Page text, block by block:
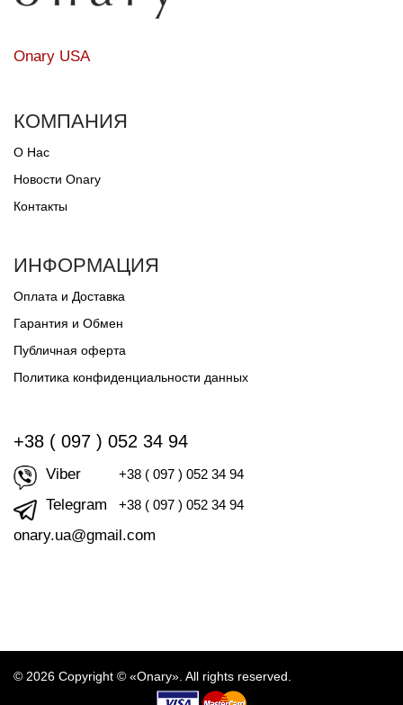
Onary USA
КОМПАНИЯ
О Нас
Новости Onary
Контакты
ИНФОРМАЦИЯ
Оплата и Доставка
Гарантия и Обмен
Публичная оферта
Политика конфиденциальности данных
+38 ( 097 ) 052 34 94
Viber +38 ( 097 ) 052 34 94
Telegram +38 ( 097 ) 052 34 94
onary.ua@gmail.com
© 2026 Copyright © «Onary». All rights reserved.